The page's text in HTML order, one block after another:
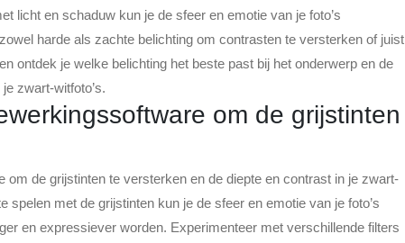
licht en schaduw kun je de sfeer en emotie van je foto’s
harde als zachte belichting om contrasten te versterken of juist
ontdek je welke belichting het beste past bij het onderwerp en de
zwart-witfoto’s.
om de grijstinten
om de grijstinten te versterken en de diepte en contrast in je zwart-
spelen met de grijstinten kun je de sfeer en emotie van je foto’s
en expressiever worden. Experimenteer met verschillende filters